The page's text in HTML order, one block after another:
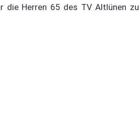
die Herren 65 des TV Altlünen zu